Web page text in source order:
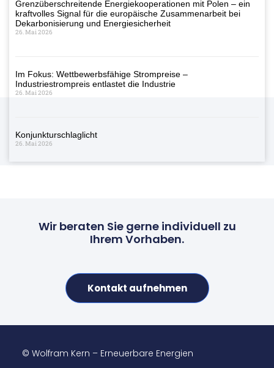
Grenzüberschreitende Energiekooperationen mit Polen – ein
kraftvolles Signal für die europäische Zusammenarbeit bei
Dekarbonisierung und Energiesicherheit
26. Mai 2026
Im Fokus: Wettbewerbsfähige Strompreise –
Industriestrompreis entlastet die Industrie
26. Mai 2026
Konjunkturschlaglicht
26. Mai 2026
Wir beraten Sie gerne individuell zu
Ihrem Vorhaben.
Kontakt aufnehmen
© Wolfram Kern – Erneuerbare Energien